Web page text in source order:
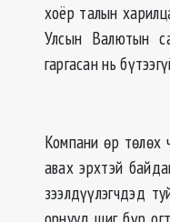
хоёр талын
Улсын Валютын
гаргасан нь
Компани өр төлөх
авах эрхтэй
зээлдүүлэгчдэд